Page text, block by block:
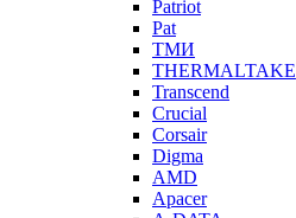
Patriot
Pat
ТМИ
THERMALTAKE
Transcend
Crucial
Corsair
Digma
AMD
Apacer